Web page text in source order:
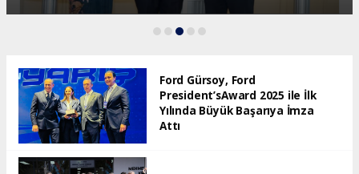
Ford Gürsoy, Ford
President’sAward 2025 ile İlk
Yılında Büyük Başarıya İmza
Attı